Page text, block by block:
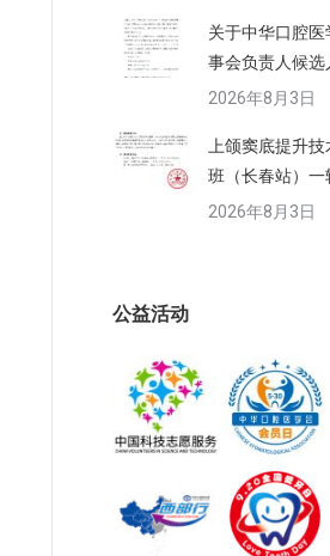
关于中华口腔
事会负责人候选
2026年8月3日
上颌窦底提升
班（长春站）一
2026年8月3日
公益活动